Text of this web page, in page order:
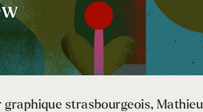
strasbourgeois, Mathieu